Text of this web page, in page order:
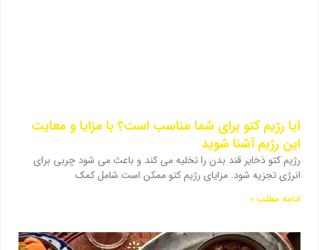
آیا رژیم کتو برای شما مناسب است؟ با مزایا و معایت
این رژیم آشنا شوید
رژیم کتو ذخایر قند بدن را تخلیه می کند و باعث می شود چربی برای
انرژی تجزیه شود. مزایای رژیم کتو ممکن است شامل کمک
ادامه مطلب »